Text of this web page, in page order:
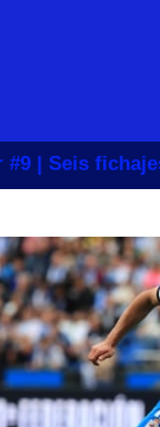
#9 | Seis